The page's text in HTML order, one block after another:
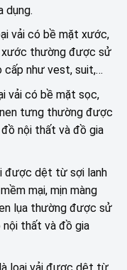
dụng.
vải có bề mặt xước,
xước thường được sử
cấp như vest, suit,…
vải có bề mặt sọc,
tưng thường được
nội thất và đồ gia
được dệt từ sợi lanh
mại, mịn màng
lụa thường được sử
nội thất và đồ gia